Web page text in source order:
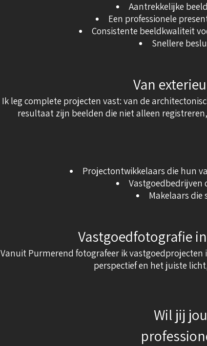
Aantrekkelijke
Een professionele
Consistente beeldkwaliteit
Snellere
Van
Ik leg complete projecten vast: van de
resultaat zijn beelden die niet alleen
Projectontwikkelaars die hun
Vastgoedbedrijven
Makelaars
Vastgoedfotografie
Vanuit Purmerend fotografeer ik
perspectief en het juiste
Wil jij